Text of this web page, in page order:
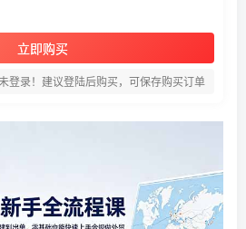
立即购买
登录！建议登陆后购买，可保存购买订单